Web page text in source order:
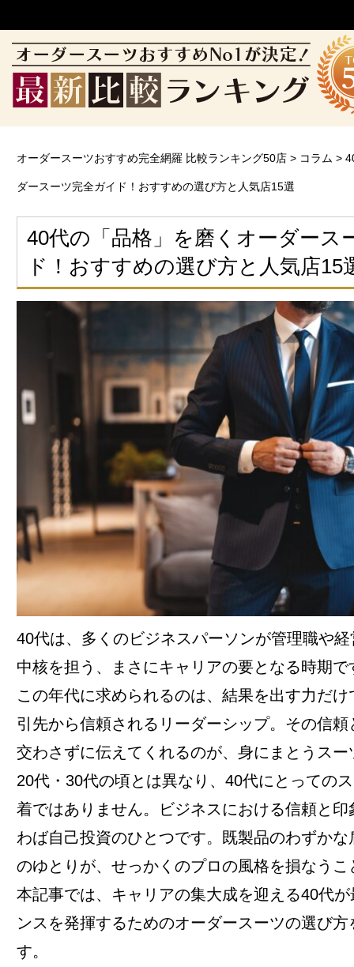
オーダースーツおすすめ完全網羅 比較ランキング50店> コラム >
ダースーツ完全ガイド！おすすめの選び方と人気店15選
40代の「品格」を磨くオーダース
ド！おすすめの選び方と人気店15
40代は、多くのビジネスパーソンが管理職や
中核を担う、まさにキャリアの要となる時期で
この年代に求められるのは、結果を出す力だ
引先から信頼されるリーダーシップ。その信
交わさずに伝えてくれるのが、身にまとうスー
20代・30代の頃とは異なり、40代にとっての
着ではありません。ビジネスにおける信頼と
わば自己投資のひとつです。既製品のわずか
のゆとりが、せっかくのプロの風格を損なうこ
本記事では、キャリアの集大成を迎える40代
ンスを発揮するためのオーダースーツの選び
す。